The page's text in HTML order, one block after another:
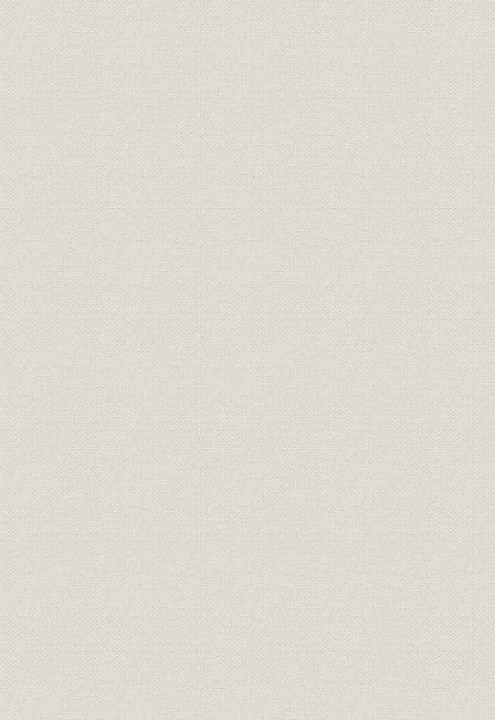
売上 機種別売上比 昭和40年
売上 得意先別売上高 昭和40年
売上 得意先別売上比 昭和40年
株式 株式の状況 所有株数別 昭和54年3
株式 株式の状況 所有者別 昭和54年3
株式 株式の状況 地域別 昭和54年
株式 大株主 昭和54年3
製品 有線通信
製品 無線
製品 情報処理と制御